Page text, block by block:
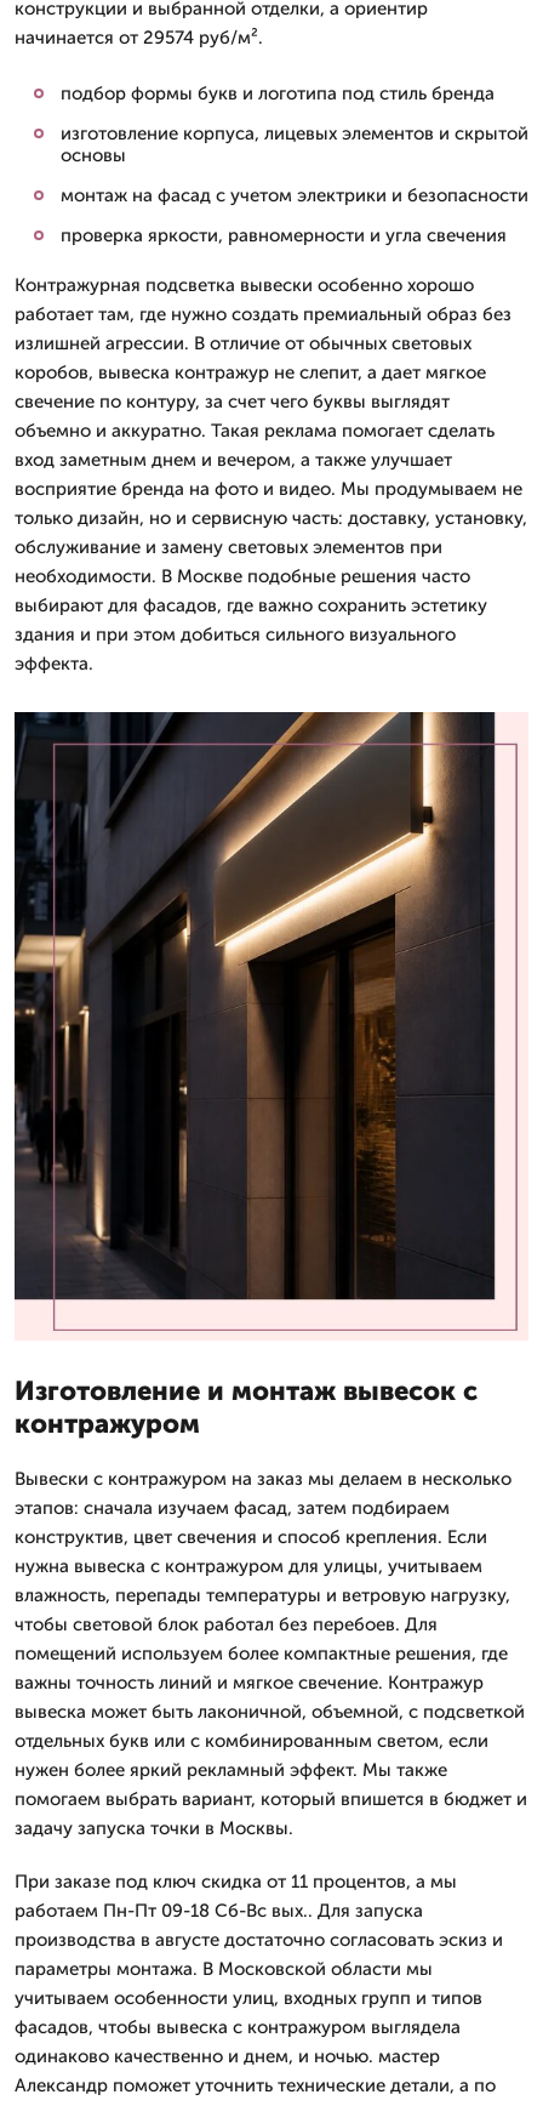
конструкции и выбранной отделки, а ориентир
начинается от 29574 руб/м².
подбор формы букв и логотипа под стиль бренда
изготовление корпуса, лицевых элементов и скрытой
основы
монтаж на фасад с учетом электрики и безопасности
проверка яркости, равномерности и угла свечения
Контражурная подсветка вывески особенно хорошо
работает там, где нужно создать премиальный образ без
излишней агрессии. В отличие от обычных световых
коробов, вывеска контражур не слепит, а дает мягкое
свечение по контуру, за счет чего буквы выглядят
объемно и аккуратно. Такая реклама помогает сделать
вход заметным днем и вечером, а также улучшает
восприятие бренда на фото и видео. Мы продумываем не
только дизайн, но и сервисную часть: доставку, установку,
обслуживание и замену световых элементов при
необходимости. В Москве подобные решения часто
выбирают для фасадов, где важно сохранить эстетику
здания и при этом добиться сильного визуального
эффекта.
Изготовление и монтаж вывесок с
контражуром
Вывески с контражуром на заказ мы делаем в несколько
этапов: сначала изучаем фасад, затем подбираем
конструктив, цвет свечения и способ крепления. Если
нужна вывеска с контражуром для улицы, учитываем
влажность, перепады температуры и ветровую нагрузку,
чтобы световой блок работал без перебоев. Для
помещений используем более компактные решения, где
важны точность линий и мягкое свечение. Контражур
вывеска может быть лаконичной, объемной, с подсветкой
отдельных букв или с комбинированным светом, если
нужен более яркий рекламный эффект. Мы также
помогаем выбрать вариант, который впишется в бюджет и
задачу запуска точки в Москвы.
При заказе под ключ скидка от 11 процентов, а мы
работаем Пн-Пт 09-18 Сб-Вс вых.. Для запуска
производства в августе достаточно согласовать эскиз и
параметры монтажа. В Московской области мы
учитываем особенности улиц, входных групп и типов
фасадов, чтобы вывеска с контражуром выглядела
одинаково качественно и днем, и ночью. мастер
Александр поможет уточнить технические детали, а по